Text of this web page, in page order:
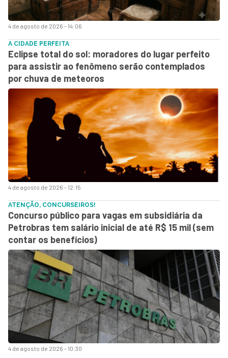
4 de agosto de 2026 - 14:06
4 de agosto de 2026 - 12:15
A CIDADE PERFEITA
Eclipse total do sol: moradores do lugar perfeito
para assistir ao fenômeno serão contemplados
por chuva de meteoros
4 de agosto de 2026 - 10:30
ATENÇÃO, CONCURSEIROS!
Concurso público para vagas em subsidiária da
Petrobras tem salário inicial de até R$ 15 mil (sem
contar os benefícios)